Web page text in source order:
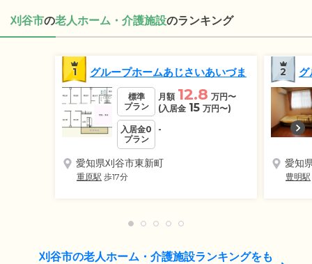
刈谷市の老人ホーム・介護施設のランキング
1 グループホームあじさいあいづま
標準
プラン
月額 12.8 万円〜
(入居金 15 万円〜)
入居金0
プラン
-
愛知県刈谷市東新町
重原駅 歩17分
2
愛知
豊明駅
刈谷市の老人ホーム・介護施設ランキングをも